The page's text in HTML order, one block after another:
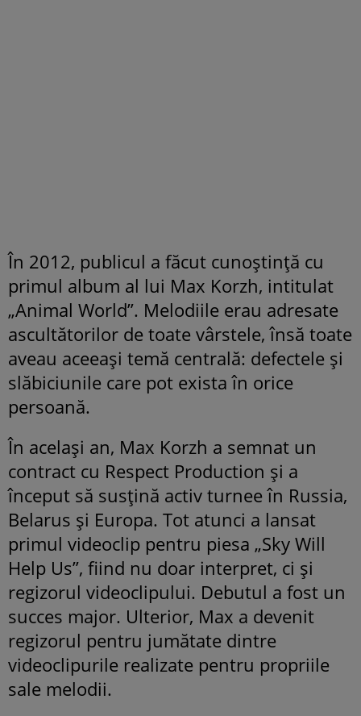
În 2012, publicul a făcut cunoștință cu
primul album al lui Max Korzh, intitulat
„Animal World”. Melodiile erau adresate
ascultătorilor de toate vârstele, însă toate
aveau aceeași temă centrală: defectele și
slăbiciunile care pot exista în orice
persoană.
În același an, Max Korzh a semnat un
contract cu Respect Production și a
început să susțină activ turnee în Russia,
Belarus și Europa. Tot atunci a lansat
primul videoclip pentru piesa „Sky Will
Help Us”, fiind nu doar interpret, ci și
regizorul videoclipului. Debutul a fost un
succes major. Ulterior, Max a devenit
regizorul pentru jumătate dintre
videoclipurile realizate pentru propriile
sale melodii.